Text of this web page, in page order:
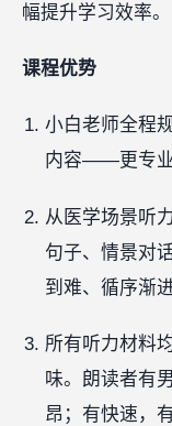
幅提升学习效率。
课程优势
小白老师全程
内容——更专业
从医学场景听
句子、情景对
到难、循序渐进
所有听力材料
味。朗读者有
昂；有快速，